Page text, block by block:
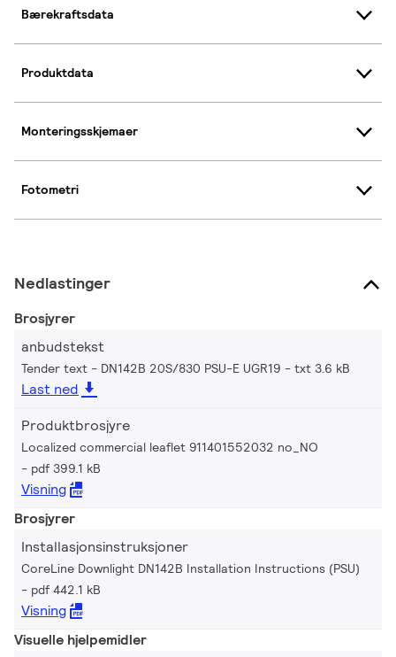
Bærekraftsdata
Produktdata
Monteringsskjemaer
Fotometri
Nedlastinger
Brosjyrer
anbudstekst
Tender text - DN142B 20S/830 PSU-E UGR19 txt 3.6 kB
Last ned
Produktbrosjyre
Localized commercial leaflet 911401552032 no_NO
pdf 399.1 kB
Visning
Brosjyrer
Installasjonsinstruksjoner
CoreLine Downlight DN142B Installation Instructions (PSU)
pdf 442.1 kB
Visning
Visuelle hjelpemidler